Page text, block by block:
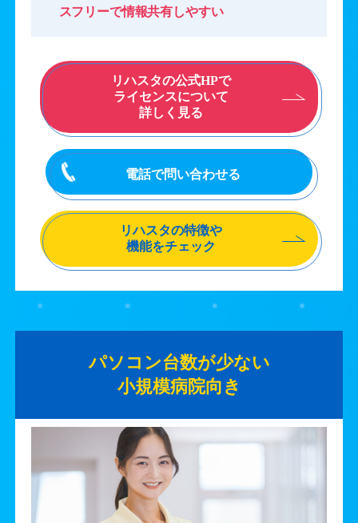
スフリーで情報共有しやすい
リハスタの公式HPで
ライセンスについて
詳しく見る
電話で問い合わせる
リハスタの特徴や
機能をチェック
パソコン台数が少ない
小規模病院向き